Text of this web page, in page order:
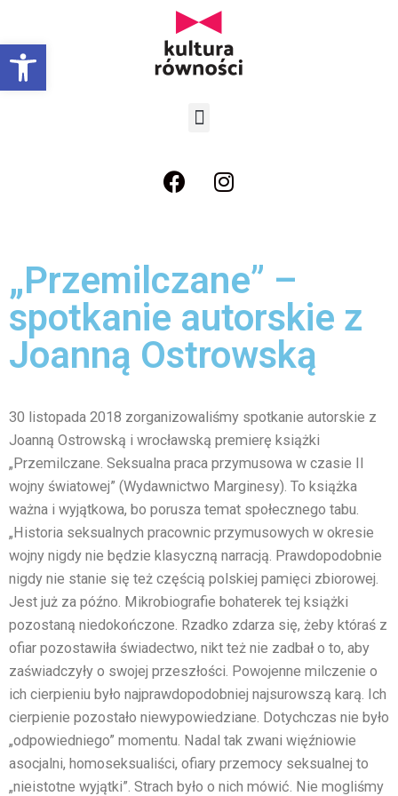
Open toolbar
„Przemilczane” –
spotkanie autorskie z
Joanną Ostrowską
30 listopada 2018 zorganizowaliśmy spotkanie autorskie z
Joanną Ostrowską i wrocławską premierę książki
„Przemilczane. Seksualna praca przymusowa w czasie II
wojny światowej” (Wydawnictwo Marginesy). To książka
ważna i wyjątkowa, bo porusza temat społecznego tabu.
„Historia seksualnych pracownic przymusowych w okresie
wojny nigdy nie będzie klasyczną narracją. Prawdopodobnie
nigdy nie stanie się też częścią polskiej pamięci zbiorowej.
Jest już za późno. Mikrobiografie bohaterek tej książki
pozostaną niedokończone. Rzadko zdarza się, żeby któraś z
ofiar pozostawiła świadectwo, nikt też nie zadbał o to, aby
zaświadczyły o swojej przeszłości. Powojenne milczenie o
ich cierpieniu było najprawdopodobniej najsurowszą karą. Ich
cierpienie pozostało niewypowiedziane. Dotychczas nie było
„odpowiedniego” momentu. Nadal tak zwani więźniowie
asocjalni, homoseksualiści, ofiary przemocy seksualnej to
„nieistotne wyjątki”. Strach było o nich mówić. Nie mogliśmy